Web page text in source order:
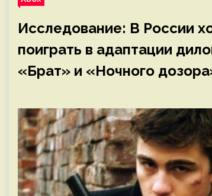
Исследование: В России
поиграть в адаптации
«Брат» и «Ночного